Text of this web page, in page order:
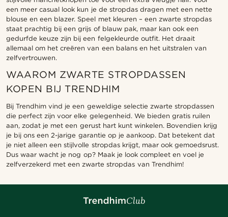
een meer casual look kun je de stropdas dragen met een nette
blouse en een blazer. Speel met kleuren – een zwarte stropdas
staat prachtig bij een grijs of blauw pak, maar kan ook een
gedurfde keuze zijn bij een felgekleurde outfit. Het draait
allemaal om het creëren van een balans en het uitstralen van
zelfvertrouwen.
WAAROM ZWARTE STROPDASSEN
KOPEN BIJ TRENDHIM
Bij Trendhim vind je een geweldige selectie zwarte stropdassen
die perfect zijn voor elke gelegenheid. We bieden gratis ruilen
aan, zodat je met een gerust hart kunt winkelen. Bovendien krijg
je bij ons een 2-jarige garantie op je aankoop. Dat betekent dat
je niet alleen een stijlvolle stropdas krijgt, maar ook gemoedsrust.
Dus waar wacht je nog op? Maak je look compleet en voel je
zelfverzekerd met een zwarte stropdas van Trendhim!